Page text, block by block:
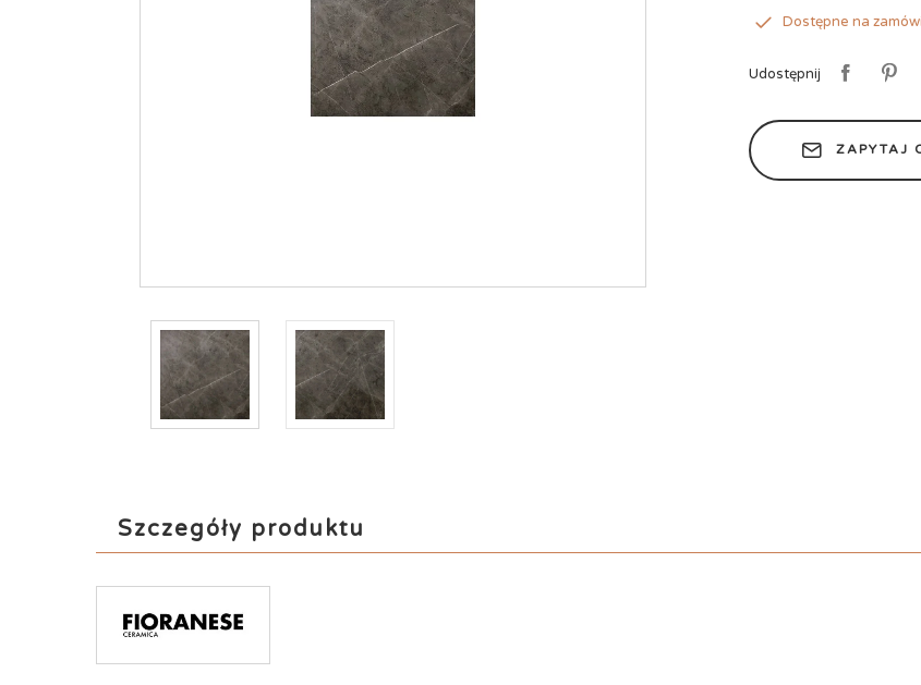
Dostępne na
Udostępnij
ZAPYTAJ
Szczegóły produktu